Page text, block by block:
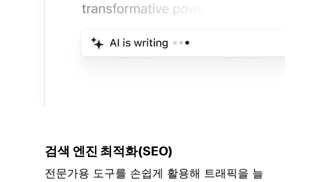
검색 엔진 최적화(SEO)
전문가용 도구를 손쉽게 활용해 트래픽을 늘